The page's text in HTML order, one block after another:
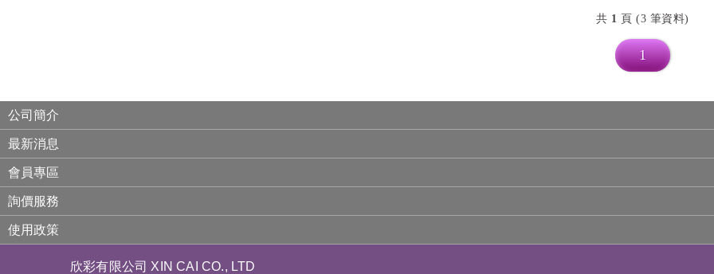
共 1 頁 (3 筆資料)
1
公司簡介
最新消息
會員專區
詢價服務
使用政策
欣彩有限公司 XIN CAI CO., LTD